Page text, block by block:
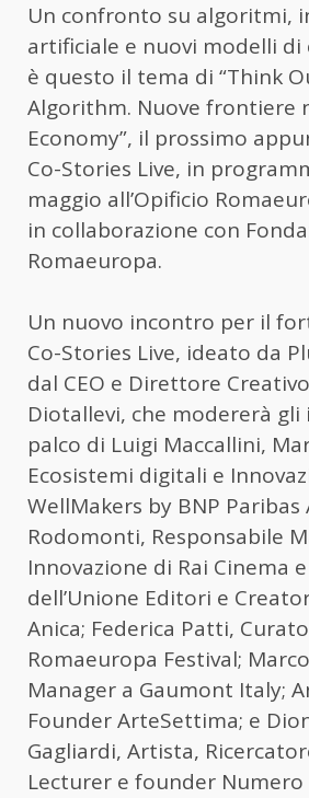
Un confronto su algoritmi,
artificiale e nuovi modelli di
è questo il tema di “Think
Algorithm. Nuove frontiere
Economy”, il prossimo
Co-Stories Live, in
maggio all’Opificio
in collaborazione con
Romaeuropa.
Un nuovo incontro per il
Co-Stories Live, ideato da
dal CEO e Direttore
Diotallevi, che modererà
palco di Luigi Maccallini,
Ecosistemi digitali e
WellMakers by BNP Paribas
Rodomonti, Responsabile
Innovazione di Rai Cinema
dell’Unione Editori e
Anica; Federica Patti,
Romaeuropa Festival;
Manager a Gaumont Italy;
Founder ArteSettima; e
Gagliardi, Artista,
Lecturer e founder Numero